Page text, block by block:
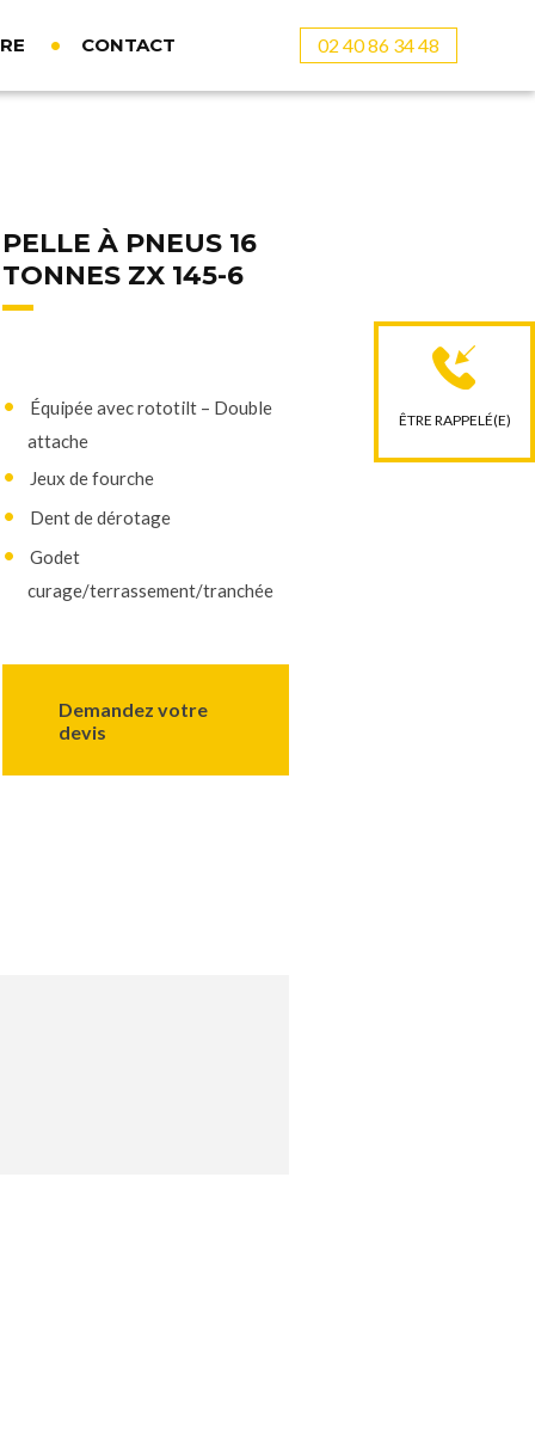
CONTACT 02 40 86 34 48
ÊTRE RAPPELÉ(E)
PELLE À PNEUS 16
TONNES ZX 145-6
Équipée avec rototilt – Double
attache
Jeux de fourche
Dent de dérotage
Godet
curage/terrassement/tranchée
Demandez votre
devis